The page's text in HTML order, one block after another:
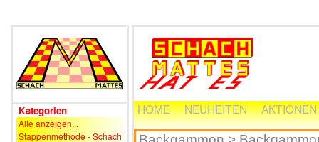
Kategorien
Alle anzeigen...
Stappenmethode - Schach
HOME NEUHEITEN AKTIONEN